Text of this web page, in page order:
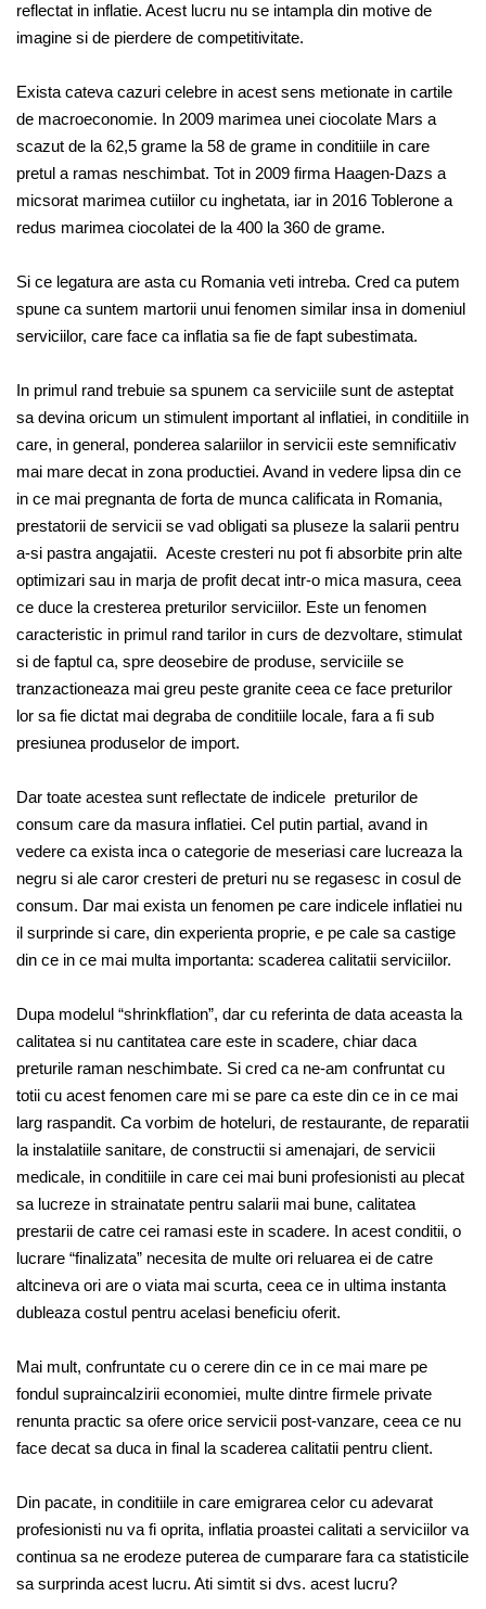
reflectat in inflatie. Acest lucru nu se intampla din motive de
imagine si de pierdere de competitivitate.
Exista cateva cazuri celebre in acest sens metionate in cartile
de macroeconomie. In 2009 marimea unei ciocolate Mars a
scazut de la 62,5 grame la 58 de grame in conditiile in care
pretul a ramas neschimbat. Tot in 2009 firma Haagen-Dazs a
micsorat marimea cutiilor cu inghetata, iar in 2016 Toblerone a
redus marimea ciocolatei de la 400 la 360 de grame.
Si ce legatura are asta cu Romania veti intreba. Cred ca putem
spune ca suntem martorii unui fenomen similar insa in domeniul
serviciilor, care face ca inflatia sa fie de fapt subestimata.
In primul rand trebuie sa spunem ca serviciile sunt de asteptat
sa devina oricum un stimulent important al inflatiei, in conditiile in
care, in general, ponderea salariilor in servicii este semnificativ
mai mare decat in zona productiei. Avand in vedere lipsa din ce
in ce mai pregnanta de forta de munca calificata in Romania,
prestatorii de servicii se vad obligati sa pluseze la salarii pentru
a-si pastra angajatii. Aceste cresteri nu pot fi absorbite prin alte
optimizari sau in marja de profit decat intr-o mica masura, ceea
ce duce la cresterea preturilor serviciilor. Este un fenomen
caracteristic in primul rand tarilor in curs de dezvoltare, stimulat
si de faptul ca, spre deosebire de produse, serviciile se
tranzactioneaza mai greu peste granite ceea ce face preturilor
lor sa fie dictat mai degraba de conditiile locale, fara a fi sub
presiunea produselor de import.
Dar toate acestea sunt reflectate de indicele preturilor de
consum care da masura inflatiei. Cel putin partial, avand in
vedere ca exista inca o categorie de meseriasi care lucreaza la
negru si ale caror cresteri de preturi nu se regasesc in cosul de
consum. Dar mai exista un fenomen pe care indicele inflatiei nu
il surprinde si care, din experienta proprie, e pe cale sa castige
din ce in ce mai multa importanta: scaderea calitatii serviciilor.
Dupa modelul “shrinkflation”, dar cu referinta de data aceasta la
calitatea si nu cantitatea care este in scadere, chiar daca
preturile raman neschimbate. Si cred ca ne-am confruntat cu
totii cu acest fenomen care mi se pare ca este din ce in ce mai
larg raspandit. Ca vorbim de hoteluri, de restaurante, de reparatii
la instalatiile sanitare, de constructii si amenajari, de servicii
medicale, in conditiile in care cei mai buni profesionisti au plecat
sa lucreze in strainatate pentru salarii mai bune, calitatea
prestarii de catre cei ramasi este in scadere. In acest conditii, o
lucrare “finalizata” necesita de multe ori reluarea ei de catre
altcineva ori are o viata mai scurta, ceea ce in ultima instanta
dubleaza costul pentru acelasi beneficiu oferit.
Mai mult, confruntate cu o cerere din ce in ce mai mare pe
fondul supraincalzirii economiei, multe dintre firmele private
renunta practic sa ofere orice servicii post-vanzare, ceea ce nu
face decat sa duca in final la scaderea calitatii pentru client.
Din pacate, in conditiile in care emigrarea celor cu adevarat
profesionisti nu va fi oprita, inflatia proastei calitati a serviciilor va
continua sa ne erodeze puterea de cumparare fara ca statisticile
sa surprinda acest lucru. Ati simtit si dvs. acest lucru?